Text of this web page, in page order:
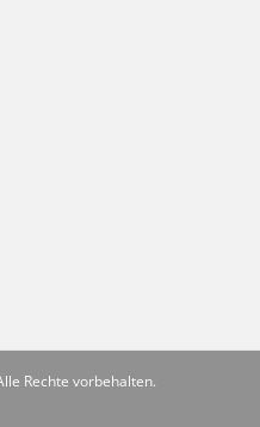
Rechte vorbehalten.